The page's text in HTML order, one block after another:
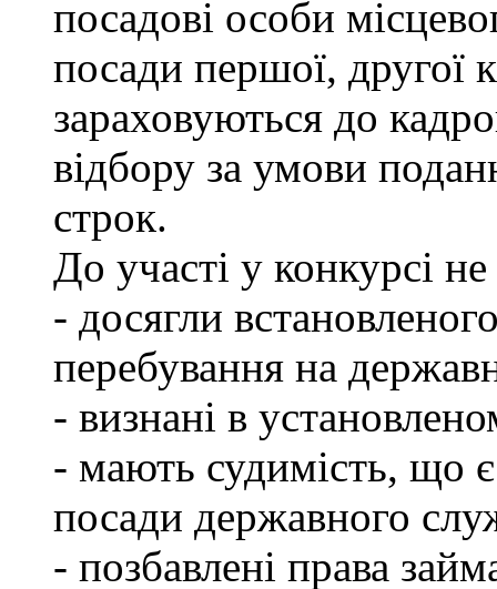
посадові особи
посади першої, другої
зараховуються до
відбору за умови
строк.
До участі у конкурсі
- досягли
перебування на
- визнані в
- мають судимість, що
посади державного
- позбавлені права